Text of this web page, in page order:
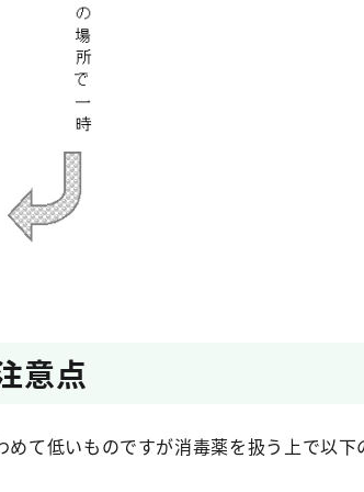
意点
て低いものですが消毒薬を扱う上で以下